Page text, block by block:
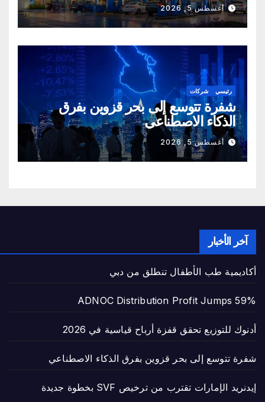
أغسطس 5, 2026
رئيسي شركات
شفرة تتوسع إلى بحر قزوين بفرق
الذكاء الاصطناعي
أغسطس 5, 2026
آخر الأخبار
أكاديمية طب الأطفال تنطلق من دبي
ADNOC Distribution Profit Jumps 59%
أدنوك للتوزيع تحقق قفزة أرباح قياسية في 2026
شفرة تتوسع إلى بحر قزوين بفرق الذكاء الاصطناعي
إيدنريد الإمارات تقترب من ترخيص SVF بخطوة جديدة